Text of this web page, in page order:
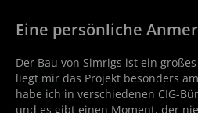
Eine persönliche
Der Bau von Simrigs ist ein
liegt mir das Projekt besonders
habe ich in verschiedenen CIG-
und es gibt einen Moment, der